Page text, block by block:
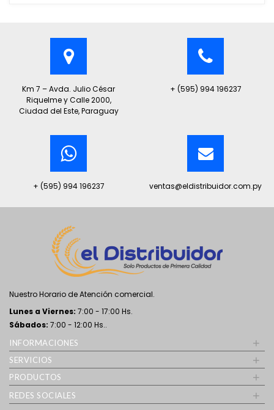
Km 7 – Avda. Julio César
Riquelme y Calle 2000,
Ciudad del Este, Paraguay
+ (595) 994 196237
+ (595) 994 196237 ventas@eldistribuidor.com.py
Nuestro Horario de Atención comercial.
Lunes a Viernes: 7:00 - 17:00 Hs.
Sábados: 7:00 - 12:00 Hs..
INFORMACIONES +
SERVICIOS +
PRODUCTOS +
REDES SOCIALES +